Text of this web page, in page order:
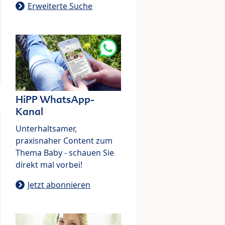
Erweiterte Suche
HiPP WhatsApp-
Kanal
Unterhaltsamer,
praxisnaher Content zum
Thema Baby - schauen Sie
direkt mal vorbei!
Jetzt abonnieren